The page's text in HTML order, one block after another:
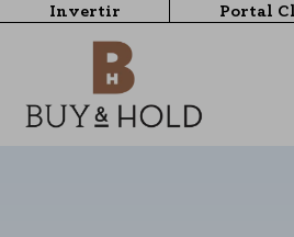
Invertir Portal